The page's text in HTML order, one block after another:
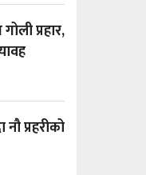
प्रहार,
प्रहरीको